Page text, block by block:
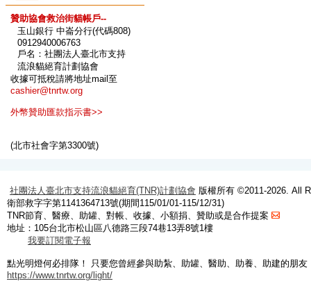
贊助協會救治街貓帳戶--
玉山銀行 中崙分行(代碼808)
0912940006763
戶名：社團法人臺北市支持
流浪貓絕育計劃協會
收據可抵稅請將地址mail至
cashier@tnrtw.org
外幣贊助匯款指示書>>
(北市社會字第3300號)
社團法人臺北市支持流浪貓絕育(TNR)計劃協會 版權所有 ©2011-2026. All
衛部救字字第1141364713號(期間115/01/01-115/12/31)
TNR節育、醫療、助罐、對帳、收據、小額捐、贊助或是合作提案
地址：105台北市松山區八德路三段74巷13弄8號1樓
我要訂閱電子報
點光明燈何必排隊！ 只要您曾經參與助紮、助罐、醫助、助養、助建的朋
https://www.tnrtw.org/light/